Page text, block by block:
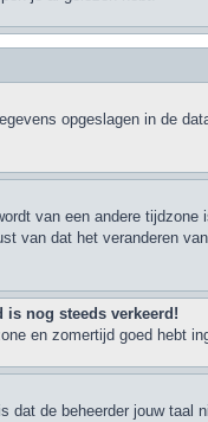
opgeslagen in de
van een andere
van dat het veranderen
nog steeds verkeerd!
en zomertijd goed hebt
dat de beheerder jouw